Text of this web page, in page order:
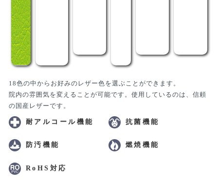
18色の中からお好みのレザー色を選ぶことができます。
院内の雰囲気を変えることが可能です。使用しているのは、信頼
の国産レザーです。
耐アルコール機能 抗菌機能
防汚機能 燃焼機能
RoHS対応